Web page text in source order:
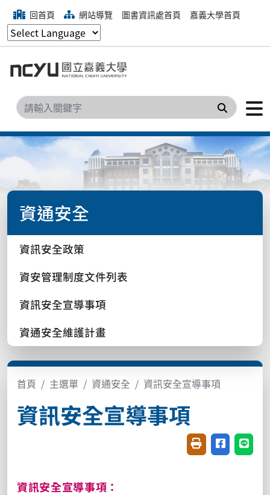
回首頁 網站導覽 圖書資訊處首頁 嘉義大學首頁
搜尋
資通安全
資訊安全政策
資安管理制度文件列表
資訊安全宣導事項
資通安全維護計畫
首頁 主選單 資通安全 資訊安全宣導事項
資訊安全宣導事項
友善列印(開新視
分享至臉書
分享
資訊安全宣導事項：